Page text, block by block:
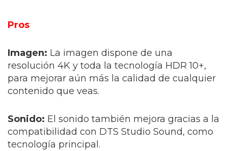
Pros
Imagen: La imagen dispone de una
resolución 4K y toda la tecnología HDR 10+,
para mejorar aún más la calidad de cualquier
contenido que veas.
Sonido: El sonido también mejora gracias a la
compatibilidad con DTS Studio Sound, como
tecnología principal.